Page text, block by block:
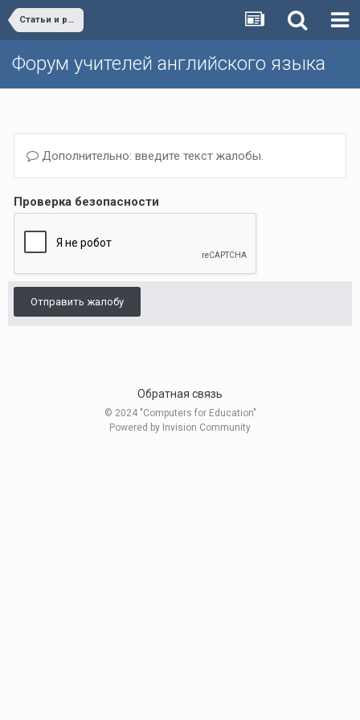
Статьи и разработки учителей (Поурочные планы, дополнительные упражнения и т.д.)/Materials developed by teachers
Форум учителей английского языка
Дополнительно: введите текст жалобы.
Проверка безопасности
Отправить жалобу
Обратная связь
© 2024 "Computers for Education"
Powered by Invision Community